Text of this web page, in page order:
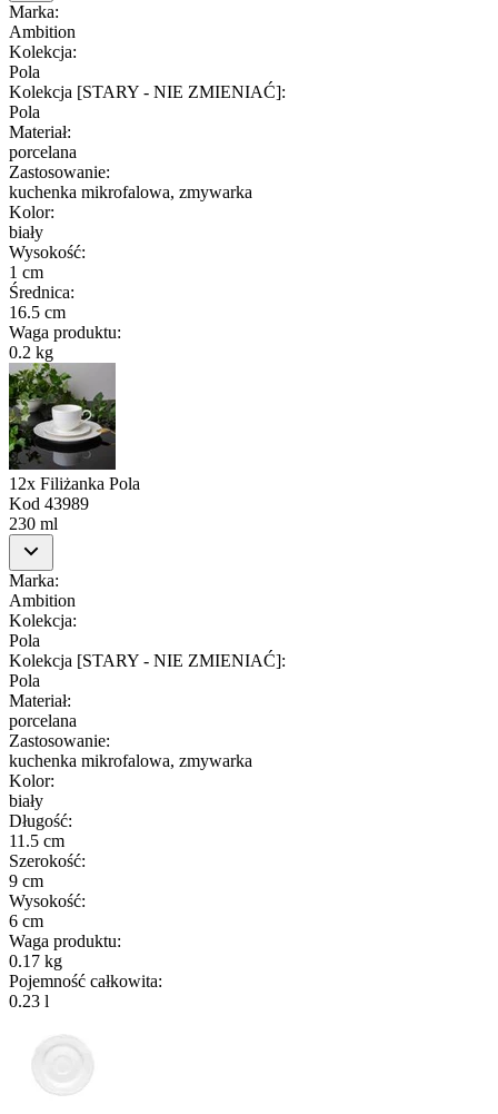
Marka:
Ambition
Kolekcja:
Pola
Kolekcja [STARY - NIE ZMIENIAĆ]:
Pola
Materiał:
porcelana
Zastosowanie:
kuchenka mikrofalowa, zmywarka
Kolor:
biały
Wysokość:
1 cm
Średnica:
16.5 cm
Waga produktu:
0.2 kg
12x Filiżanka Pola
Kod 43989
230 ml
Marka:
Ambition
Kolekcja:
Pola
Kolekcja [STARY - NIE ZMIENIAĆ]:
Pola
Materiał:
porcelana
Zastosowanie:
kuchenka mikrofalowa, zmywarka
Kolor:
biały
Długość:
11.5 cm
Szerokość:
9 cm
Wysokość:
6 cm
Waga produktu:
0.17 kg
Pojemność całkowita:
0.23 l